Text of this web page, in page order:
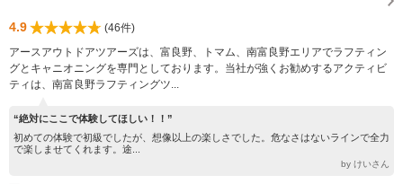
4.9
(46件)
アースアウトドアツアーズは、富良野、トマム、南富良野エリアでラフティン
グとキャニオニングを専門としております。当社が強くお勧めするアクティビ
ティは、南富良野ラフティングツ...
“絶対にここで体験してほしい！！”
初めての体験で初級でしたが、想像以上の楽しさでした。危なさはないラインで全力
で楽しませてくれます。途...
by けいさん